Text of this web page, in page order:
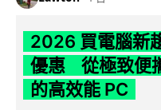
2026 買電腦新
優惠 從極致便
的高效能 PC